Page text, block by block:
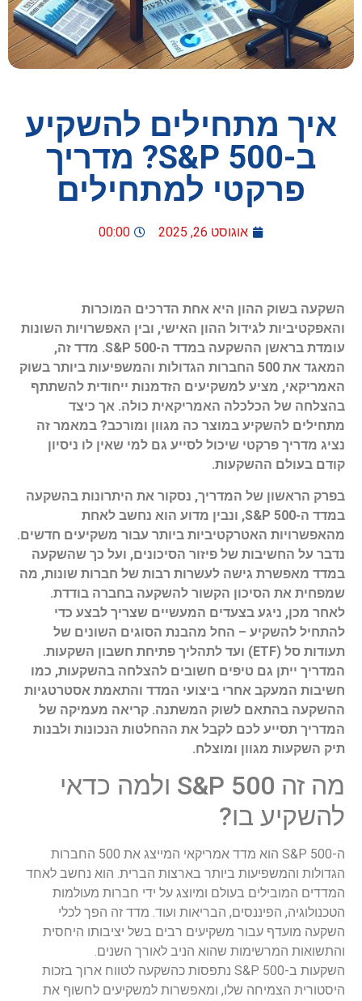
איך מתחילים להשקיע
ב-S&P 500? מדריך
פרקטי למתחילים
אוגוסט 26, 2025 00:00
השקעה בשוק ההון היא אחת הדרכים המוכרות
והאפקטיביות לגידול ההון האישי, ובין האפשרויות השונות
עומדת בראשן ההשקעה במדד ה-S&P 500. מדד זה,
המאגד את 500 החברות הגדולות והמשפיעות ביותר בשוק
האמריקאי, מציע למשקיעים הזדמנות ייחודית להשתתף
בהצלחה של הכלכלה האמריקאית כולה. אך כיצד
מתחילים להשקיע במוצר כה מגוון ומורכב? במאמר זה
נציג מדריך פרקטי שיכול לסייע גם למי שאין לו ניסיון
קודם בעולם ההשקעות.
בפרק הראשון של המדריך, נסקור את היתרונות בהשקעה
במדד ה-S&P 500, ונבין מדוע הוא נחשב לאחת
מהאפשרויות האטרקטיביות ביותר עבור משקיעים חדשים.
נדבר על החשיבות של פיזור הסיכונים, ועל כך שהשקעה
במדד מאפשרת גישה לעשרות רבות של חברות שונות, מה
שמפחית את הסיכון הקשור להשקעה בחברה בודדת.
לאחר מכן, ניגע בצעדים המעשיים שצריך לבצע כדי
להתחיל להשקיע – החל מהבנת הסוגים השונים של
תעודות סל (ETF) ועד לתהליך פתיחת חשבון השקעות.
המדריך ייתן גם טיפים חשובים להצלחה בהשקעות, כמו
חשיבות המעקב אחרי ביצועי המדד והתאמת אסטרטגיות
ההשקעה בהתאם לשוק המשתנה. קריאה מעמיקה של
המדריך תסייע לכם לקבל את ההחלטות הנכונות ולבנות
תיק השקעות מגוון ומוצלח.
מה זה S&P 500 ולמה כדאי
להשקיע בו?
ה-S&P 500 הוא מדד אמריקאי המייצג את 500 החברות
הגדולות והמשפיעות ביותר בארצות הברית. הוא נחשב לאחד
המדדים המובילים בעולם ומיוצג על ידי חברות מעולמות
הטכנולוגיה, הפיננסים, הבריאות ועוד. מדד זה הפך לכלי
השקעה מועדף עבור משקיעים רבים בשל יציבותו היחסית
והתשואות המרשימות שהוא הניב לאורך השנים.
השקעות ב-S&P 500 נתפסות כהשקעה לטווח ארוך בזכות
היסטורית הצמיחה שלו, ומאפשרות למשקיעים לחשוף את